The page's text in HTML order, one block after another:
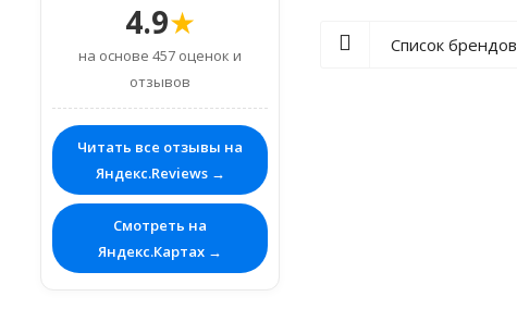
Список брендов
4.9★
на основе 457 оценок и
отзывов
Читать все отзывы на
Яндекс.Reviews →
Смотреть на
Яндекс.Картах →